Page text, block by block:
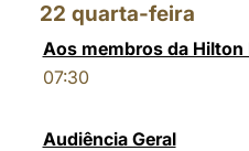
22 quarta-feira
Aos membros da Hilton
07:30
Audiência Geral